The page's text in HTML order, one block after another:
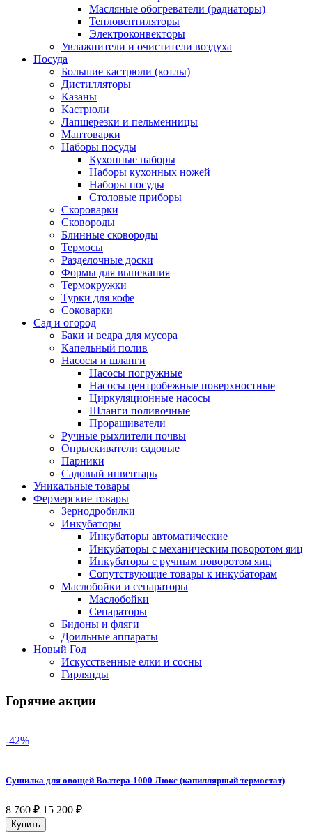
Масляные обогреватели (радиаторы)
Тепловентиляторы
Электроконвекторы
Увлажнители и очистители воздуха
Посуда
Большие кастрюли (котлы)
Дистилляторы
Казаны
Кастрюли
Лапшерезки и пельменницы
Мантоварки
Наборы посуды
Кухонные наборы
Наборы кухонных ножей
Наборы посуды
Столовые приборы
Скороварки
Сковороды
Блинные сковороды
Термосы
Разделочные доски
Формы для выпекания
Термокружки
Турки для кофе
Соковарки
Сад и огород
Баки и ведра для мусора
Капельный полив
Насосы и шланги
Насосы погружные
Насосы центробежные поверхностные
Циркуляционные насосы
Шланги поливочные
Проращиватели
Ручные рыхлители почвы
Опрыскиватели садовые
Парники
Садовый инвентарь
Уникальные товары
Фермерские товары
Зернодробилки
Инкубаторы
Инкубаторы автоматические
Инкубаторы с механическим поворотом яиц
Инкубаторы с ручным поворотом яиц
Сопутствующие товары к инкубаторам
Маслобойки и сепараторы
Маслобойки
Сепараторы
Бидоны и фляги
Доильные аппараты
Новый Год
Искусственные елки и сосны
Гирлянды
Горячие акции
-42%
Сушилка для овощей Волтера-1000 Люкс (капиллярный термостат)
8 760 ₽ 15 200 ₽
Купить